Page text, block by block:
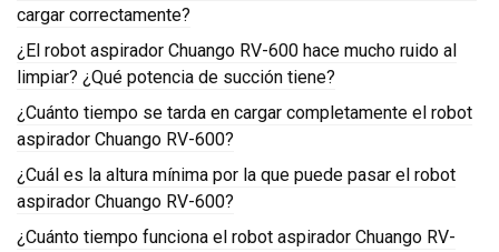
cargar correctamente?
¿El robot aspirador Chuango RV-600 hace mucho ruido al
limpiar? ¿Qué potencia de succión tiene?
¿Cuánto tiempo se tarda en cargar completamente el robot
aspirador Chuango RV-600?
¿Cuál es la altura mínima por la que puede pasar el robot
aspirador Chuango RV-600?
¿Cuánto tiempo funciona el robot aspirador Chuango RV-